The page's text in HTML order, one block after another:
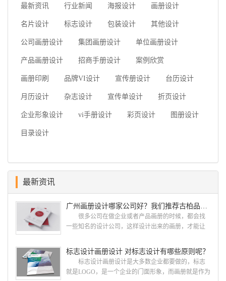
最新资讯 行业新闻 海报设计 画册设计
名片设计 标志设计 包装设计 其他设计
公司画册设计 集团画册设计 单位画册设计
产品画册设计 招商手册设计 案例欣赏
画册印刷 品牌VI设计 宣传册设计 台历设计
月历设计 杂志设计 宣传单设计 折页设计
企业形象设计 vi手册设计 彩页设计 图册设计
目录设计
最新资讯
很多公司在做企业或者产品画册的时候，都会找
一些知名的设计公司，这样设计出来的画册，才能让
就给大家说说广州画册设计找哪家公司。 广州画
册设计哪家公司好？本地人都会选择古柏品牌设
计 广州古柏品牌设计有限公司成立于2004年，是
由一群专业、独特的IT精英组成的团队。一直以来，
标志设计画册设计 对标志设计有哪些原则呢？
标志设计画册设计是大多数企业都要做的，标志
就是LOGO，是一个企业的门面形象，而画册就是作为